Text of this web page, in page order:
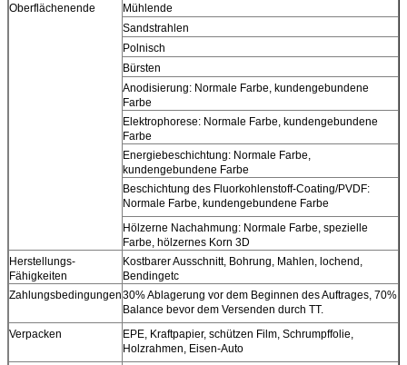
Oberflächenende
Mühlende
Sandstrahlen
Polnisch
Bürsten
Anodisierung: Normale Farbe, kundengebundene
Farbe
Elektrophorese: Normale Farbe, kundengebundene
Farbe
Energiebeschichtung: Normale Farbe,
kundengebundene Farbe
Beschichtung des Fluorkohlenstoff-Coating/PVDF:
Normale Farbe, kundengebundene Farbe
Hölzerne Nachahmung: Normale Farbe, spezielle
Farbe, hölzernes Korn 3D
Herstellungs-
Fähigkeiten
Kostbarer Ausschnitt, Bohrung, Mahlen, lochend,
Bendingetc
Zahlungsbedingungen30% Ablagerung vor dem Beginnen des Auftrages, 70%
Balance bevor dem Versenden durch TT.
Verpacken
EPE, Kraftpapier, schützen Film, Schrumpffolie,
Holzrahmen, Eisen-Auto